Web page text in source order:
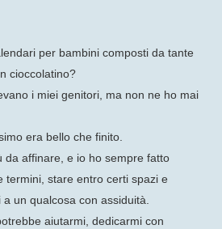
per bambini composti da tante
cioccolatino?
i miei genitori, ma non ne ho mai
era bello che finito.
da affinare, e io ho sempre fatto
termini, stare entro certi spazi e
un qualcosa con assiduità.
aiutarmi, dedicarmi con